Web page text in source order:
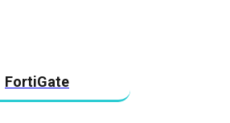
FortiGate